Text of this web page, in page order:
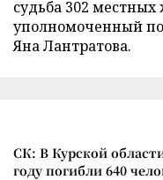
судьба 302
уполномоченный
Яна Лантратова.
СК: В Курской
году погибли 640